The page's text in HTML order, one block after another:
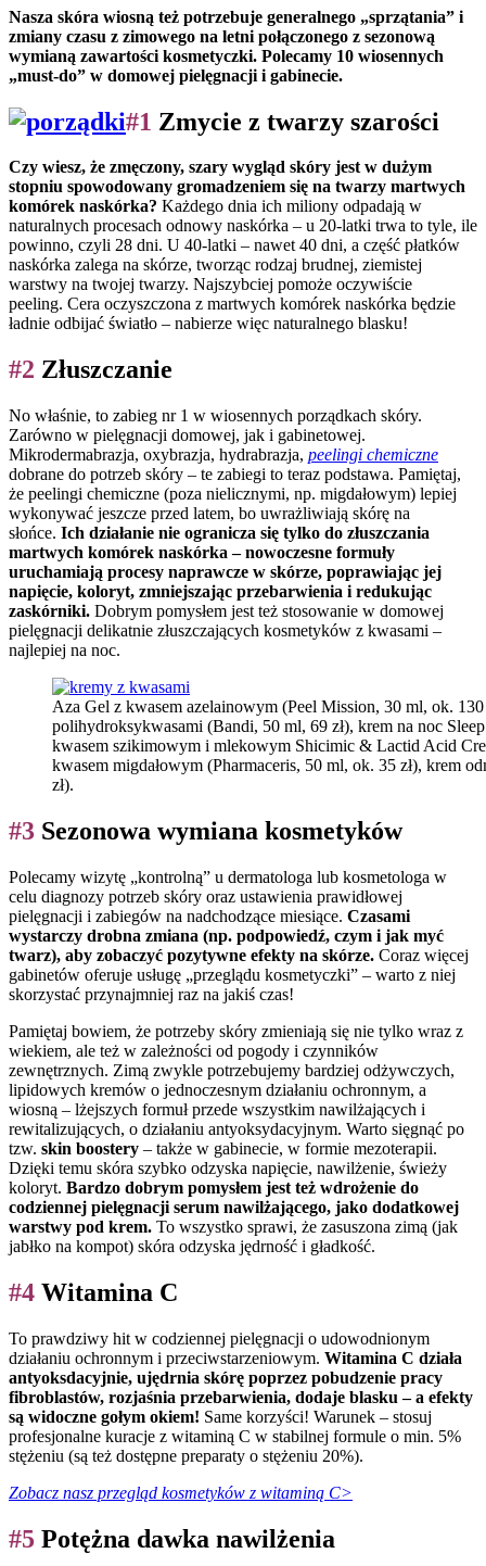
Nasza skóra wiosną też potrzebuje generalnego „sprzątania” i
zmiany czasu z zimowego na letni połączonego z sezonową
wymianą zawartości kosmetyczki. Polecamy 10 wiosennych
„must-do” w domowej pielęgnacji i gabinecie.
#1 Zmycie z twarzy szarości
Czy wiesz, że zmęczony, szary wygląd skóry jest w dużym
stopniu spowodowany gromadzeniem się na twarzy martwych
komórek naskórka? Każdego dnia ich miliony odpadają w
naturalnych procesach odnowy naskórka – u 20-latki trwa to tyle, ile
powinno, czyli 28 dni. U 40-latki – nawet 40 dni, a część płatków
naskórka zalega na skórze, tworząc rodzaj brudnej, ziemistej
warstwy na twojej twarzy. Najszybciej pomoże oczywiście
peeling. Cera oczyszczona z martwych komórek naskórka będzie
ładnie odbijać światło – nabierze więc naturalnego blasku!
#2 Złuszczanie
No właśnie, to zabieg nr 1 w wiosennych porządkach skóry.
Zarówno w pielęgnacji domowej, jak i gabinetowej.
Mikrodermabrazja, oxybrazja, hydrabrazja, peelingi chemiczne
dobrane do potrzeb skóry – te zabiegi to teraz podstawa. Pamiętaj,
że peelingi chemiczne (poza nielicznymi, np. migdałowym) lepiej
wykonywać jeszcze przed latem, bo uwrażliwiają skórę na
słońce. Ich działanie nie ogranicza się tylko do złuszczania
martwych komórek naskórka – nowoczesne formuły
uruchamiają procesy naprawcze w skórze, poprawiając jej
napięcie, koloryt, zmniejszając przebarwienia i redukując
zaskórniki. Dobrym pomysłem jest też stosowanie w domowej
pielęgnacji delikatnie złuszczających kosmetyków z kwasami –
najlepiej na noc.
Aza Gel z kwasem azelainowym (Peel Mission, 30 ml, ok.
polihydroksykwasami (Bandi, 50 ml, 69 zł), krem na noc
kwasem szikimowym i mlekowym Shicimic & Lactid Acid
kwasem migdałowym (Pharmaceris, 50 ml, ok. 35 zł), krem
zł).
#3 Sezonowa wymiana kosmetyków
Polecamy wizytę „kontrolną” u dermatologa lub kosmetologa w
celu diagnozy potrzeb skóry oraz ustawienia prawidłowej
pielęgnacji i zabiegów na nadchodzące miesiące. Czasami
wystarczy drobna zmiana (np. podpowiedź, czym i jak myć
twarz), aby zobaczyć pozytywne efekty na skórze. Coraz więcej
gabinetów oferuje usługę „przeglądu kosmetyczki” – warto z niej
skorzystać przynajmniej raz na jakiś czas!
Pamiętaj bowiem, że potrzeby skóry zmieniają się nie tylko wraz z
wiekiem, ale też w zależności od pogody i czynników
zewnętrznych. Zimą zwykle potrzebujemy bardziej odżywczych,
lipidowych kremów o jednoczesnym działaniu ochronnym, a
wiosną – lżejszych formuł przede wszystkim nawilżających i
rewitalizujących, o działaniu antyoksydacyjnym. Warto sięgnąć po
tzw. skin boostery – także w gabinecie, w formie mezoterapii.
Dzięki temu skóra szybko odzyska napięcie, nawilżenie, świeży
koloryt. Bardzo dobrym pomysłem jest też wdrożenie do
codziennej pielęgnacji serum nawilżającego, jako dodatkowej
warstwy pod krem. To wszystko sprawi, że zasuszona zimą (jak
jabłko na kompot) skóra odzyska jędrność i gładkość.
#4 Witamina C
To prawdziwy hit w codziennej pielęgnacji o udowodnionym
działaniu ochronnym i przeciwstarzeniowym. Witamina C działa
antyoksdacyjnie, ujędrnia skórę poprzez pobudzenie pracy
fibroblastów, rozjaśnia przebarwienia, dodaje blasku – a efekty
są widoczne gołym okiem! Same korzyści! Warunek – stosuj
profesjonalne kuracje z witaminą C w stabilnej formule o min. 5%
stężeniu (są też dostępne preparaty o stężeniu 20%).
Zobacz nasz przegląd kosmetyków z witaminą C>
#5 Potężna dawka nawilżenia